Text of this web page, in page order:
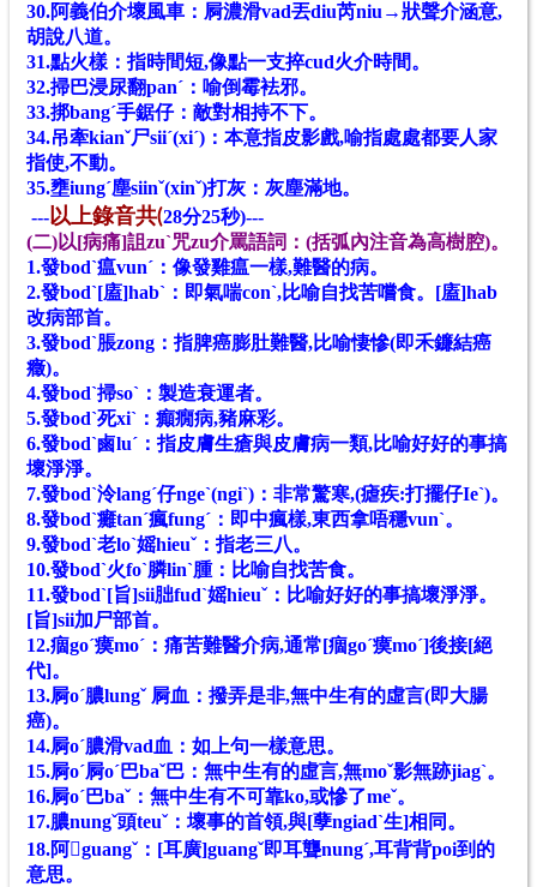
30.阿義伯介壞風車：屙濃滑vad丟diu芮niu→狀聲介涵意,
胡說八道。
31.點火樣：指時間短,像點一支捽cud火介時間。
32.掃巴浸尿翻panˊ：喻倒霉袪邪。
33.挷bangˊ手鋸仔：敵對相持不下。
34.吊牽kianˇ尸siiˊ(xiˊ)：本意指皮影戲,喻指處處都要人家
指使,不動。
35.壅iungˊ塵siinˇ(xinˇ)打灰：灰塵滿地。
---以上錄音共(28分25秒)---
(二)以[病痛]詛zuˋ咒zu介罵語詞：(括弧內注音為高樹腔)。
1.發bodˋ瘟vunˊ：像發雞瘟一樣,難醫的病。
2.發bodˋ[廅]habˋ：即氣喘conˋ,比喻自找苦嚐食。[廅]hab
改病部首。
3.發bodˋ脹zong：指脾癌膨肚難醫,比喻悽慘(即禾鐮結癌
癥)。
4.發bodˋ掃soˋ：製造衰運者。
5.發bodˋ死xiˋ：癲癇病,豬麻彩。
6.發bodˋ鹵luˊ：指皮膚生瘡與皮膚病一類,比喻好好的事搞
壞淨淨。
7.發bodˋ泠langˊ仔ngeˋ(ngiˋ)：非常驚寒,(瘧疾:打擺仔Ieˋ)。
8.發bodˋ癱tanˊ瘋fungˊ：即中瘋樣,東西拿唔穩vunˋ。
9.發bodˋ老loˋ媱hieuˇ：指老三八。
10.發bodˋ火foˋ膦linˋ腫：比喻自找苦食。
11.發bodˋ[旨]sii胐fudˋ媱hieuˇ：比喻好好的事搞壞淨淨。
[旨]sii加尸部首。
12.痼goˊ瘼moˊ：痛苦難醫介病,通常[痼goˊ瘼moˊ]後接[絕
代]。
13.屙oˊ膿lungˇ 屙血：撥弄是非,無中生有的虛言(即大腸
癌)。
14.屙oˊ膿滑vad血：如上句一樣意思。
15.屙oˊ屙oˊ巴baˇ巴：無中生有的虛言,無moˇ影無跡jiagˋ。
16.屙oˊ巴baˇ：無中生有不可靠ko,或慘了meˇ。
17.膿nungˇ頭teuˇ：壞事的首領,與[孽ngiadˋ生]相同。
18.阿𦘅guangˇ：[耳廣]guangˇ即耳聾nungˊ,耳背背poi到的
意思。